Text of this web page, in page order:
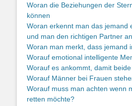
Woran die Beziehungen der
können
Woran erkennt man das jemand
und man den richtigen Partner
Woran man merkt, dass jemand
Worauf emotional intelligente
Worauf es ankommt, damit
Worauf Männer bei Frauen
Worauf muss man achten wenn
retten möchte?